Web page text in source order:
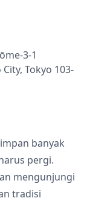
3-1
Tokyo 103-
banyak
pergi.
mengunjungi
tradisi